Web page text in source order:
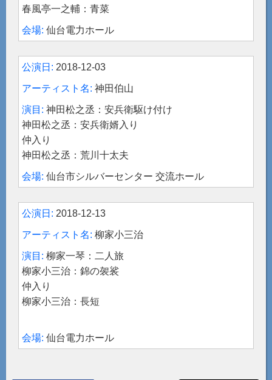
春風亭一之輔：青菜
仙台電力ホール
2018-12-03
神田伯山
神田松之丞：安兵衛駆け付け
神田松之丞：安兵衛婿入り
仲入り
神田松之丞：荒川十太夫
仙台市シルバーセンター 交流ホール
2018-12-13
柳家小三治
柳家一琴：二人旅
柳家小三治：錦の袈裟
仲入り
柳家小三治：長短
仙台電力ホール